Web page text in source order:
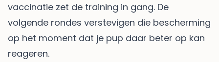
vaccinatie zet de training in gang. De
volgende rondes verstevigen die bescherming
op het moment dat je pup daar beter op kan
reageren.